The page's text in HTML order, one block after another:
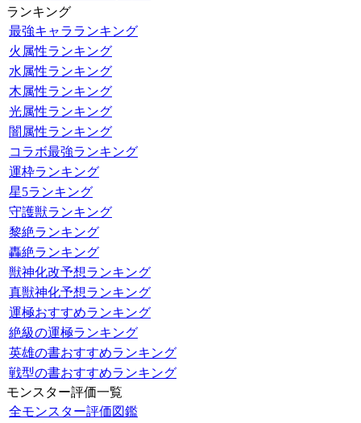
ランキング
最強キャラランキング
火属性ランキング
水属性ランキング
木属性ランキング
光属性ランキング
闇属性ランキング
コラボ最強ランキング
運枠ランキング
星5ランキング
守護獣ランキング
黎絶ランキング
轟絶ランキング
獣神化改予想ランキング
真獣神化予想ランキング
運極おすすめランキング
絶級の運極ランキング
英雄の書おすすめランキング
戦型の書おすすめランキング
モンスター評価一覧
全モンスター評価図鑑